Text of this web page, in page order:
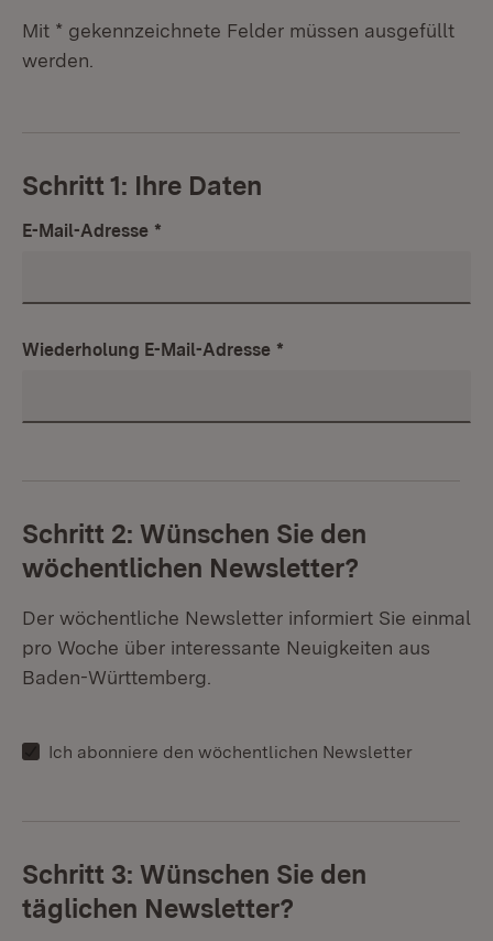
Mit * gekennzeichnete Felder müssen ausgefüllt
werden.
Schritt 1: Ihre Daten
E-Mail-Adresse *
Wiederholung E-Mail-Adresse *
Schritt 2: Wünschen Sie den
wöchentlichen Newsletter?
Der wöchentliche Newsletter informiert Sie einmal
pro Woche über interessante Neuigkeiten aus
Baden-Württemberg.
Ich abonniere den wöchentlichen Newsletter
Schritt 3: Wünschen Sie den
täglichen Newsletter?